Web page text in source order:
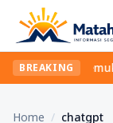
BREAKING
ribet?
Home / chatgpt